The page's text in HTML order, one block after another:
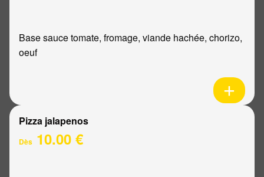
Base sauce tomate, fromage, viande hachée, chorizo,
oeuf
Pizza jalapenos
Dès 10.00 €